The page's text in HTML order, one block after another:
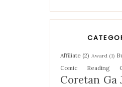
Affiliate (2) Award (1)
Comic Reading
Coretan Ga